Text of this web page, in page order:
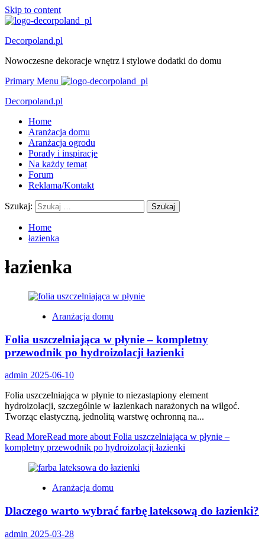
Skip to content
Decorpoland.pl
Nowoczesne dekoracje wnętrz i stylowe dodatki do domu
Primary Menu
Decorpoland.pl
Home
Aranżacja domu
Aranżacja ogrodu
Porady i inspiracje
Na każdy temat
Forum
Reklama/Kontakt
Szukaj:
Home
łazienka
łazienka
Aranżacja domu
Folia uszczelniająca w płynie – kompletny
przewodnik po hydroizolacji łazienki
admin 2025-06-10
Folia uszczelniająca w płynie to niezastąpiony element
hydroizolacji, szczególnie w łazienkach narażonych na wilgoć.
Tworząc elastyczną, jednolitą warstwę ochronną na...
Read MoreRead more about Folia uszczelniająca w płynie –
kompletny przewodnik po hydroizolacji łazienki
Aranżacja domu
Dlaczego warto wybrać farbę lateksową do łazienki?
admin 2025-03-28